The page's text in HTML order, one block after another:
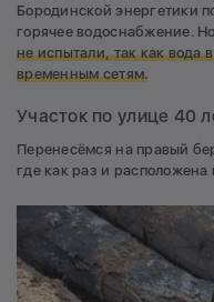
Бородинской энергетики
горячее водоснабжение.
не испытали, так как вода
временным сетям.
Участок по улице 40
Перенесёмся на правый
где как раз и